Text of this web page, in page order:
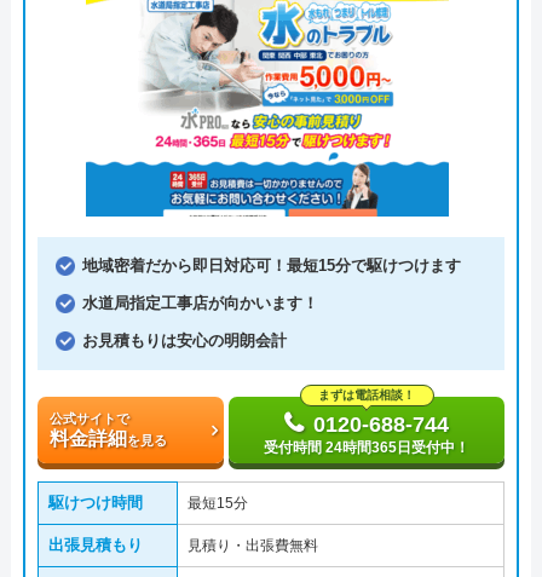
地域密着だから即日対応可！最短15分で駆けつけます
水道局指定工事店が向かいます！
お見積もりは安心の明朗会計
公式サイトで
料金詳細を見る
まずは電話相談！
0120-688-744
受付時間 24時間365日受付中！
駆けつけ時間 最短15分
出張見積もり 見積り・出張費無料